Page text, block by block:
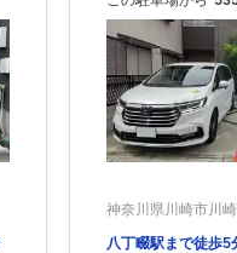
神奈川県川崎市川
八丁畷駅まで徒歩